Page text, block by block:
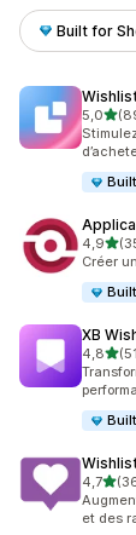
Built for
5,0
89 avis
4,9
350
Créer
XB
4,8
51 avis
4,7
369
et des